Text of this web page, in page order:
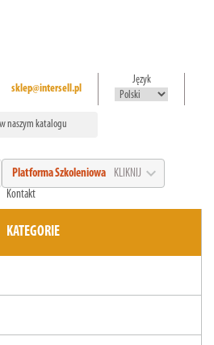
sklep@intersell.pl
Język
Platforma Szkoleniowa KLIKNIJ expand_more
Kontakt
KATEGORIE